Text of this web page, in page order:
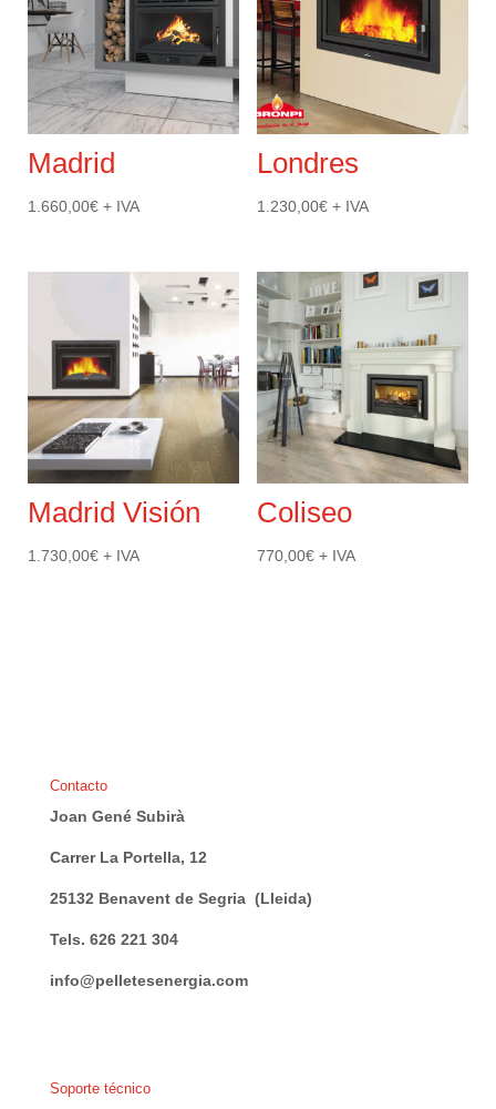
Madrid
1.660,00€ + IVA
Londres
1.230,00€ + IVA
Madrid Visión
1.730,00€ + IVA
Coliseo
770,00€ + IVA
Contacto
Joan Gené Subirà
Carrer La Portella, 12
25132 Benavent de Segria (Lleida)
Tels. 626 221 304
info@pelletesenergia.com
Soporte técnico